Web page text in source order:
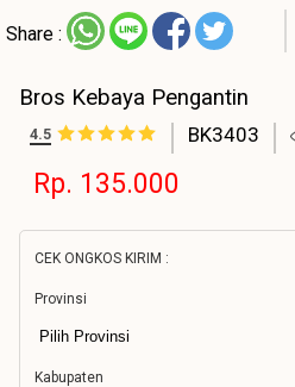
Share :
Bros Kebaya Pengantin
4.5 BK3403
Rp. 135.000
CEK ONGKOS KIRIM :
Provinsi
Kabupaten